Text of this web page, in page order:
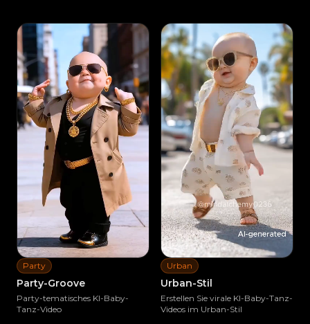
Party
Party-Groove
Party-tematisches KI-Baby-
Tanz-Video
Urban
Urban-Stil
Erstellen Sie virale KI-Baby-Tanz-
Videos im Urban-Stil